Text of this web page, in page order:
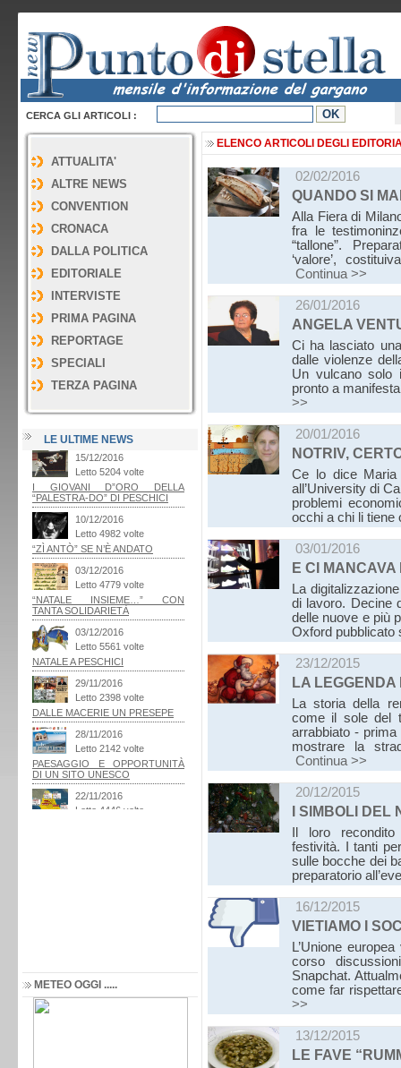
CERCA GLI ARTICOLI :
ATTUALITA'
ALTRE NEWS
CONVENTION
CRONACA
DALLA POLITICA
EDITORIALE
INTERVISTE
PRIMA PAGINA
REPORTAGE
SPECIALI
TERZA PAGINA
LE ULTIME NEWS
METEO OGGI .....
ELENCO ARTICOLI DEGLI
02/02/2016
QUANDO SI
Alla Fiera di
fra le
“tallone”.
‘valore’,
Continua >>
26/01/2016
ANGELA
Ci ha lasciato
dalle violenze
Un vulcano solo
pronto a
>>
20/01/2016
NOTRIV,
Ce lo dice Maria
all’University di
problemi
occhi a chi li
03/01/2016
E CI
La
di lavoro. Decine
delle nuove e più
Oxford
23/12/2015
LA LEGGENDA
La storia della
come il sole del
arrabbiato -
mostrare la
Continua >>
20/12/2015
I SIMBOLI DEL
Il loro
festività. I tanti
sulle bocche dei
preparatorio
16/12/2015
VIETIAMO I
L’Unione
corso
Snapchat.
come far
>>
13/12/2015
LE FAVE